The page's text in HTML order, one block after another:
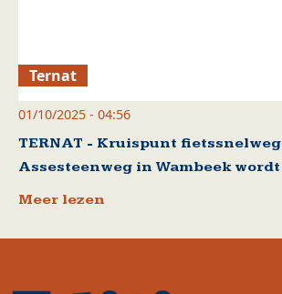
Ternat
01/10/2025 - 04:56
TERNAT - Kruispunt
Assesteenweg in Wambeek
Meer lezen